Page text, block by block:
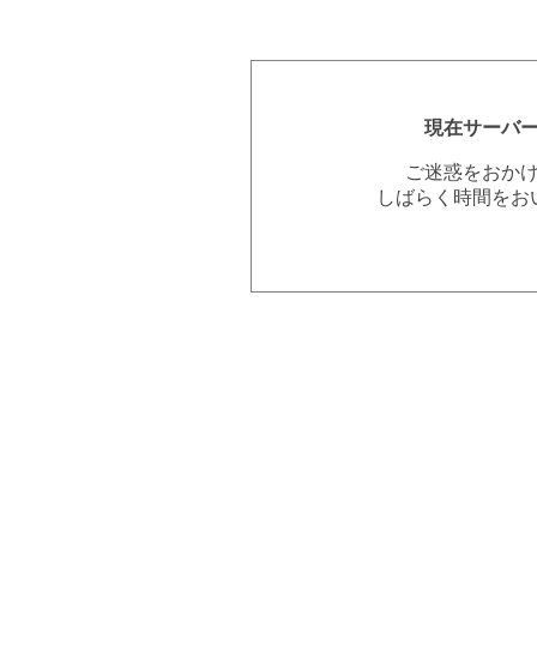
現在サーバ
ご迷惑をおか
しばらく時間を